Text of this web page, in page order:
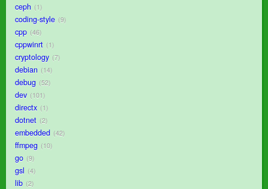
ceph 1
coding-style 9
cpp 46
cppwinrt 1
cryptology 7
debian 14
debug 52
dev 101
directx 1
dotnet 2
embedded 42
ffmpeg 10
go 9
gsl 4
lib 2